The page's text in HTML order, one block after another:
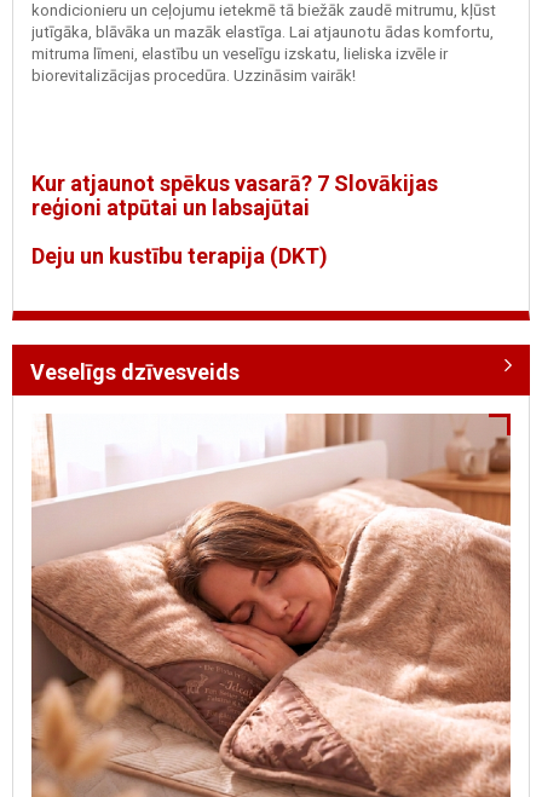
kondicionieru un ceļojumu ietekmē tā biežāk zaudē mitrumu, kļūst
jutīgāka, blāvāka un mazāk elastīga. Lai atjaunotu ādas komfortu,
mitruma līmeni, elastību un veselīgu izskatu, lieliska izvēle ir
biorevitalizācijas procedūra. Uzzināsim vairāk!
Kur atjaunot spēkus vasarā? 7 Slovākijas
reģioni atpūtai un labsajūtai
Deju un kustību terapija (DKT)
Veselīgs dzīvesveids